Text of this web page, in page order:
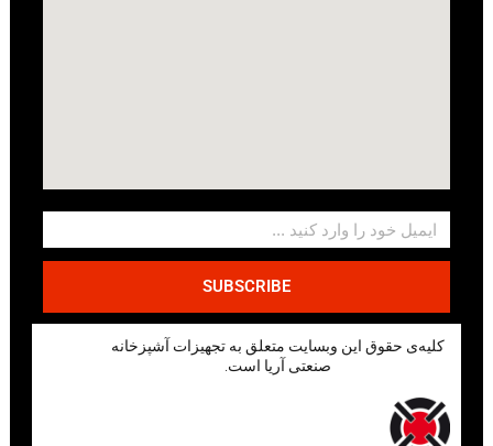
SUBSCRIBE
کلیه‌ی حقوق این وبسایت متعلق به تجهیزات آشپزخانه
صنعتی آریا است.